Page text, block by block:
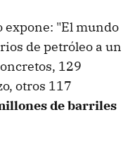
expone: "El mundo
de petróleo a un
129
otros 117
de barriles